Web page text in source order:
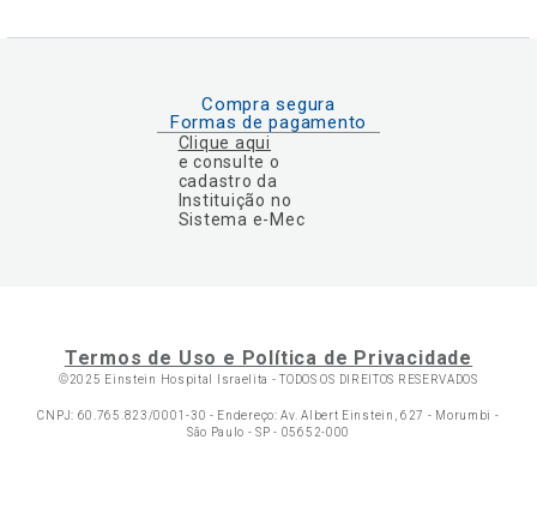
Compra segura
Formas de pagamento
Clique aqui
e consulte o
cadastro da
Instituição no
Sistema e-Mec
Termos de Uso e Política de Privacidade
©2025 Einstein Hospital Israelita -TODOS OS DIREITOS RESERVADOS
CNPJ: 60.765.823/0001-30 - Endereço: Av. Albert Einstein, 627 - Morumbi -
São Paulo - SP - 05652-000